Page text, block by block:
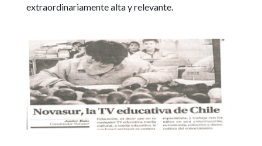
extraordinariamente alta y relevante.